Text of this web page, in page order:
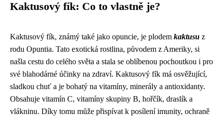
Kaktusový fík: Co to vlastně je?
Kaktusový fík, známý také jako opuncie, je plodem kaktusu z
rodu Opuntia. Tato exotická rostlina, původem z Ameriky, si
našla cestu do celého světa a stala se oblíbenou pochoutkou i pro
své blahodárné účinky na zdraví. Kaktusový fík má osvěžující,
sladkou chuť a je bohatý na vitamíny, minerály a antioxidanty.
Obsahuje vitamín C, vitamíny skupiny B, hořčík, draslík a
vlákninu. Díky tomu může přispívat k posílení imunity, ochraně